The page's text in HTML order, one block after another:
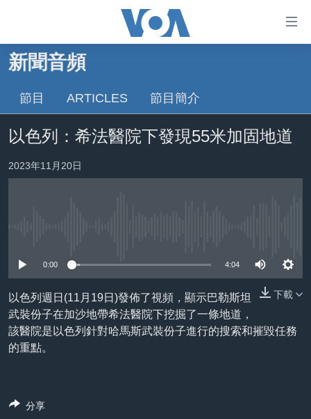
礙
鏈
內
轉
到
檢
索
主頁
美國大選2024
台灣
美中關係
美國
中國
國際
經貿
每日視頻新聞
音頻
新聞音頻
節目 ARTICLES 節目簡介
以色列：希法醫院下發現55米加固地道
2023年11月20日
0:00 4:04
下載
以色列週日(11月19日)發佈了視頻，顯示巴勒斯坦
武裝份子在加沙地帶希法醫院下挖掘了一條地道，
該醫院是以色列針對哈馬斯武裝份子進行的搜索和摧毀任務
的重點。
分享